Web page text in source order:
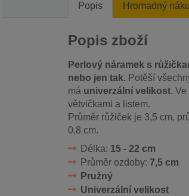
Popis Hromadný
Popis zboží
Perlový náramek s
nebo jen tak. Potěší
má univerzální velikost.
větvičkami a listem.
Průměr růžiček je 3,5 cm,
0,8 cm.
Délka: 15 - 22 cm
Průměr ozdoby: 7,5 cm
Pružný
Univerzální velikost